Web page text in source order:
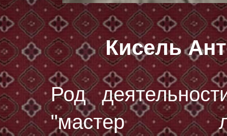
Кисель
Род
"мастер